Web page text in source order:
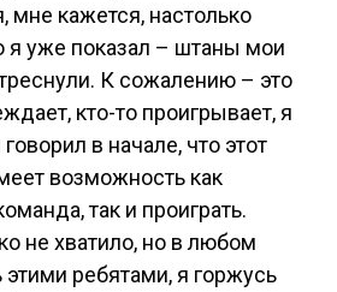
мне кажется, настолько
я уже показал – штаны мои
К сожалению – это
кто-то проигрывает, я
в начале, что этот
возможность как
так и проиграть.
не хватило, но в любом
этими ребятами, я горжусь